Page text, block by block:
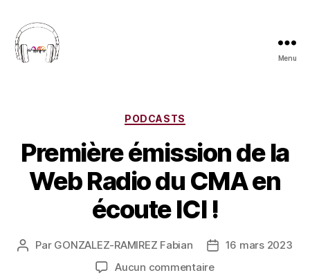
Menu
Catégories
PODCASTS
Première émission de la
Web Radio du CMA en
écoute ICI !
Auteur
Par GONZALEZ-RAMIREZ Fabian
Date16 mars 2023
Aucun commentairesur